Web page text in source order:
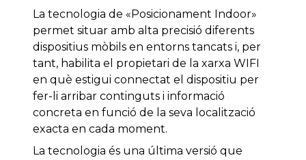
La tecnologia de «Posicionament Indoor»
permet situar amb alta precisió diferents
dispositius mòbils en entorns tancats i, per
tant, habilita el propietari de la xarxa WIFI
en què estigui connectat el dispositiu per
fer-li arribar continguts i informació
concreta en funció de la seva localització
exacta en cada moment.
La tecnologia és una última versió que